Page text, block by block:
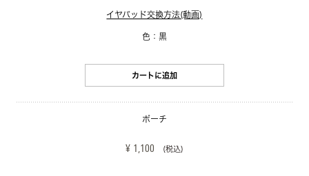
イヤパッド交換方法(動画)
色：黒
カートに追加
ポーチ
¥ 1,100 (税込)